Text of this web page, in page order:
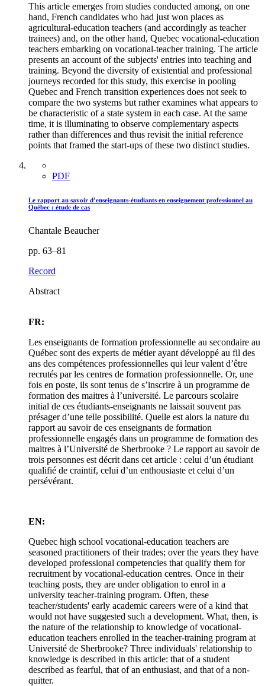
This article emerges from studies conducted among, on one
hand, French candidates who had just won places as
agricultural-education teachers (and accordingly as teacher
trainees) and, on the other hand, Quebec vocational-education
teachers embarking on vocational-teacher training. The article
presents an account of the subjects' entries into teaching and
training. Beyond the diversity of existential and professional
journeys recorded for this study, this exercise in pooling
Quebec and French transition experiences does not seek to
compare the two systems but rather examines what appears to
be characteristic of a state system in each case. At the same
time, it is illuminating to observe complementary aspects
rather than differences and thus revisit the initial reference
points that framed the start-ups of these two distinct studies.
PDF
Le rapport au savoir d’enseignants-étudiants en enseignement professionnel au
Québec : étude de cas
Chantale Beaucher
pp. 63–81
Record
Abstract
FR:
Les enseignants de formation professionnelle au secondaire au
Québec sont des experts de métier ayant développé au fil des
ans des compétences professionnelles qui leur valent d’être
recrutés par les centres de formation professionnelle. Or, une
fois en poste, ils sont tenus de s’inscrire à un programme de
formation des maitres à l’université. Le parcours scolaire
initial de ces étudiants-enseignants ne laissait souvent pas
présager d’une telle possibilité. Quelle est alors la nature du
rapport au savoir de ces enseignants de formation
professionnelle engagés dans un programme de formation des
maitres à l’Université de Sherbrooke ? Le rapport au savoir de
trois personnes est décrit dans cet article : celui d’un étudiant
qualifié de craintif, celui d’un enthousiaste et celui d’un
persévérant.
EN:
Quebec high school vocational-education teachers are
seasoned practitioners of their trades; over the years they have
developed professional competencies that qualify them for
recruitment by vocational-education centres. Once in their
teaching posts, they are under obligation to enrol in a
university teacher-training program. Often, these
teacher/students' early academic careers were of a kind that
would not have suggested such a development. What, then, is
the nature of the relationship to knowledge of vocational-
education teachers enrolled in the teacher-training program at
Université de Sherbrooke? Three individuals' relationship to
knowledge is described in this article: that of a student
described as fearful, that of an enthusiast, and that of a non-
quitter.